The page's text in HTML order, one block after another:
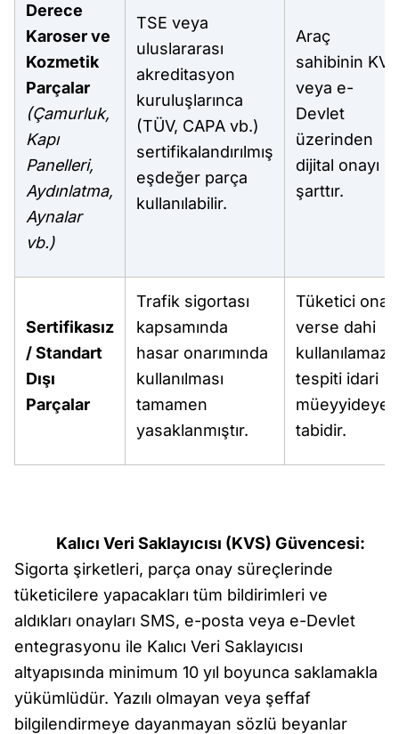
Derece
Karoser ve
Kozmetik
Parçalar
(Çamurluk,
Kapı
Panelleri,
Aydınlatma,
Aynalar
vb.)
TSE veya
uluslararası
akreditasyon
kuruluşlarınca
(TÜV, CAPA vb.)
sertifikalandırılmış
eşdeğer parça
kullanılabilir.
Araç
sahibinin KVS
veya e-
Devlet
üzerinden
dijital onayı
şarttır.
Sertifikasız
/ Standart
Dışı
Parçalar
Trafik sigortası
kapsamında
hasar onarımında
kullanılması
tamamen
yasaklanmıştır.
Tüketici onay
verse dahi
kullanılamaz;
tespiti idari
müeyyideye
tabidir.
Kalıcı Veri Saklayıcısı (KVS) Güvencesi:
Sigorta şirketleri, parça onay süreçlerinde
tüketicilere yapacakları tüm bildirimleri ve
aldıkları onayları SMS, e-posta veya e-Devlet
entegrasyonu ile Kalıcı Veri Saklayıcısı
altyapısında minimum 10 yıl boyunca saklamakla
yükümlüdür. Yazılı olmayan veya şeffaf
bilgilendirmeye dayanmayan sözlü beyanlar